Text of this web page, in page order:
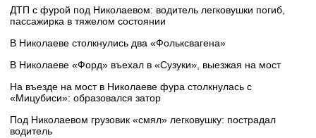
ДТП с фурой под Николаевом: водитель легковушки погиб,
пассажирка в тяжелом состоянии
В Николаеве столкнулись два «Фольксвагена»
В Николаеве «Форд» въехал в «Сузуки», выезжая на мост
На въезде на мост в Николаеве фура столкнулась с
«Мицубиси»: образовался затор
Под Николаевом грузовик «смял» легковушку: пострадал
водитель